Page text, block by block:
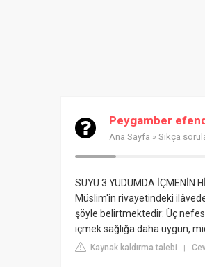
Peygamber
Ana Sayfa » Sıkça
SUYU 3 YUDUMDA İÇMENİN
Müslim'in rivayetindeki
şöyle belirtmektedir: Üç
içmek sağlığa daha uygun,
Kaynak kaldırma talebi |